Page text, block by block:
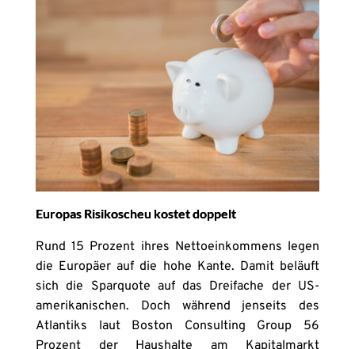
Europas Risikoscheu kostet doppelt
Rund 15 Prozent ihres Nettoeinkommens legen
die Europäer auf die hohe Kante. Damit beläuft
sich die Sparquote auf das Dreifache der US-
amerikanischen. Doch während jenseits des
Atlantiks laut Boston Consulting Group 56